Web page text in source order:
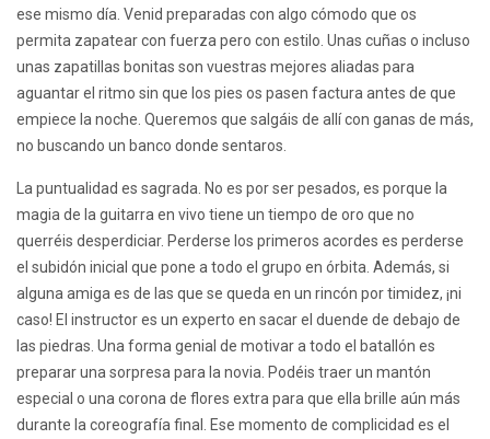
ese mismo día. Venid preparadas con algo cómodo que os
permita zapatear con fuerza pero con estilo. Unas cuñas o incluso
unas zapatillas bonitas son vuestras mejores aliadas para
aguantar el ritmo sin que los pies os pasen factura antes de que
empiece la noche. Queremos que salgáis de allí con ganas de más,
no buscando un banco donde sentaros.
La puntualidad es sagrada. No es por ser pesados, es porque la
magia de la guitarra en vivo tiene un tiempo de oro que no
querréis desperdiciar. Perderse los primeros acordes es perderse
el subidón inicial que pone a todo el grupo en órbita. Además, si
alguna amiga es de las que se queda en un rincón por timidez, ¡ni
caso! El instructor es un experto en sacar el duende de debajo de
las piedras. Una forma genial de motivar a todo el batallón es
preparar una sorpresa para la novia. Podéis traer un mantón
especial o una corona de flores extra para que ella brille aún más
durante la coreografía final. Ese momento de complicidad es el